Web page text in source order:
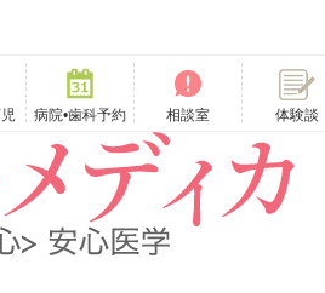
病院•歯科予約 相談室 体験談